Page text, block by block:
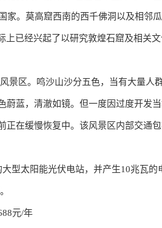
家。莫高窟西南的西千佛洞以及相邻
上已经兴起了以研究敦煌石窟及相关
景区。鸣沙山沙分五色，当有大量人
蔚蓝，清澈如镜。但一度因过度开发
正在缓慢恢复中。该风景区内部交通
型太阳能光伏电站，并产生10兆瓦
元/年